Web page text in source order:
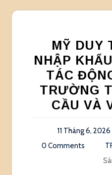
MỸ DUY
NHẬP
TÁC
TRƯỜNG
CẦU VÀ
11 Tháng 6, 2026
0 Comments